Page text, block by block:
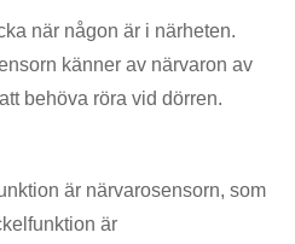
när någon är i närheten.
känner av närvaron av
behöva röra vid dörren.
är närvarosensorn, som
är